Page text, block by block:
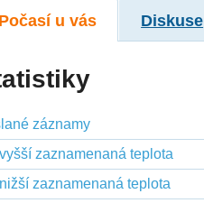
Počasí u vás Diskuse
záznamy
zaznamenaná teplota
zaznamenaná teplota